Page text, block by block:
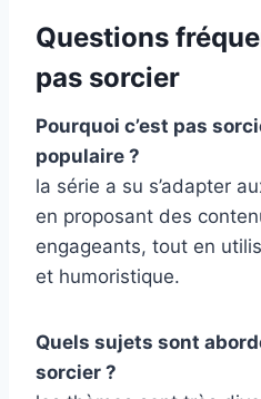
Questions
pas sorcier
Pourquoi c’est pas
populaire ?
la série a su s’adapter
en proposant des
engageants, tout en
et humoristique.
Quels sujets sont
sorcier ?